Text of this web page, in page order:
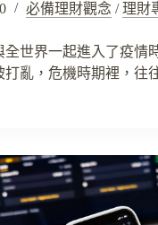
必備理財觀念 / 理財
全世界一起進入了疫情
打亂，危機時期裡，往